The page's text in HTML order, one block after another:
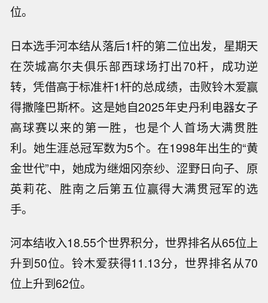
位。
日本选手河本结从落后1杆的第二位出发，星期天
在茨城高尔夫俱乐部西球场打出70杆，成功逆
转，凭借高于标准杆1杆的总成绩，击败铃木爱赢
得撒隆巴斯杯。这是她自2025年史丹利电器女子
高球赛以来的第一胜，也是个人首场大满贯胜
利。她生涯总冠军数为5个。在1998年出生的“黄
金世代”中，她成为继畑冈奈纱、涩野日向子、原
英莉花、胜南之后第五位赢得大满贯冠军的选
手。
河本结收入18.55个世界积分，世界排名从65位上
升到50位。铃木爱获得11.13分，世界排名从70
位上升到62位。